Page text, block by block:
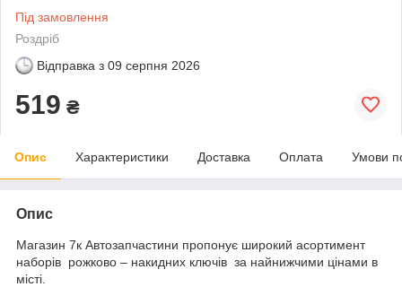
Під замовлення
Роздріб
Відправка з 09 серпня 2026
519 ₴
Опис Характеристики Доставка Оплата Умови
Опис
Магазин 7к Автозапчастини пропонує широкий асортимент
наборів рожково – накидних ключів за найнижчими цінами в
місті.